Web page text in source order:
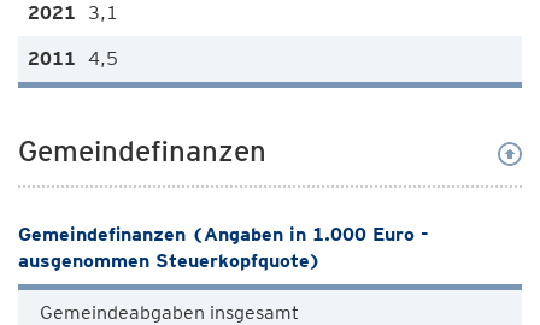
3,1
4,5
Gemeindefinanzen
Gemeindefinanzen (Angaben in 1.000 Euro -
ausgenommen Steuerkopfquote)
Gemeindeabgaben insgesamt